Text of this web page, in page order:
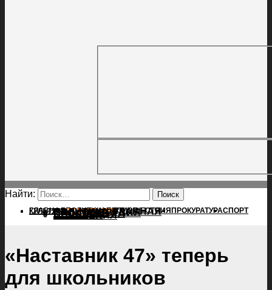
Найти:
ГЛАВНАЯПОЛИТИКАПРОИСШЕСТВИЯ ПРОКУРАТУРАСПОРТ
КУЛЬТУРАПОСЕЛЕНИЯГЛАВНАЯ
ПОЛИТИКА
ПРОИСШЕСТВИЯ
ПРОКУРАТУРА
СПОРТ
КУЛЬТУРА
ПОСЕЛЕНИЯ
«Наставник 47» теперь
для школьников